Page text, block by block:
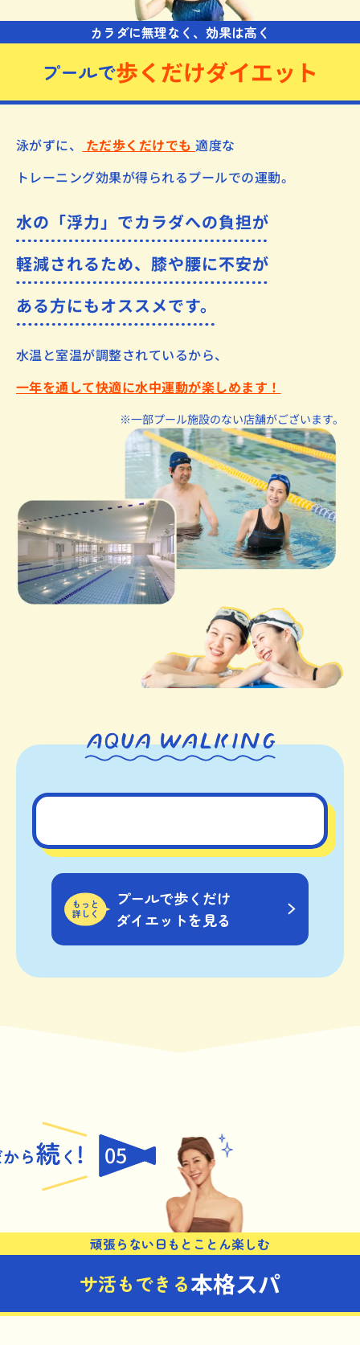
プールで歩くだけダイエット
カラダに無理なく、効果は高く
泳がずに、 ただ歩くだけでも適度な
トレーニング効果が得られるプールでの運動。
水の「浮力」でカラダへの負担が
軽減されるため、膝や腰に不安が
ある方にもオススメです。
水温と室温が調整されているから、
一年を通して快適に水中運動が楽しめます！
※一部プール施設のない店舗がございます。
もっと
詳しく
プールで歩くだけ
ダイエットを見る
サ活もできる本格スパ
頑張らない日もとことん楽しむ
05